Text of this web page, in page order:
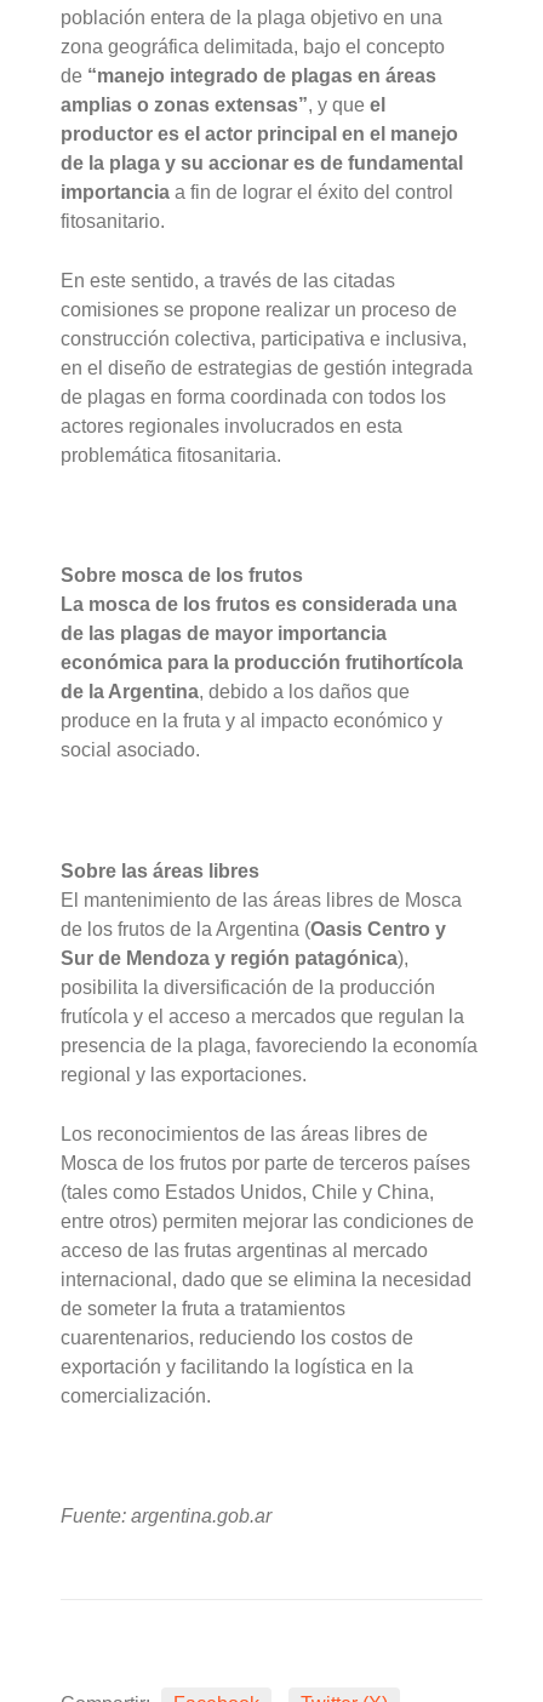
población entera de la plaga objetivo en una
zona geográfica delimitada, bajo el concepto
de “manejo integrado de plagas en áreas
amplias o zonas extensas”, y queel
productor es el actor principal en el manejo
de la plaga y su accionar es de fundamental
importancia a fin de lograr el éxito del control
fitosanitario.
En este sentido, a través de las citadas
comisiones se propone realizar un proceso de
construcción colectiva, participativa e inclusiva,
en el diseño de estrategias de gestión integrada
de plagas en forma coordinada con todos los
actores regionales involucrados en esta
problemática fitosanitaria.
Sobre mosca de los frutos
La mosca de los frutos es considerada una
de las plagas de mayor importancia
económica para la producción frutihortícola
de la Argentina, debido a los daños que
produce en la fruta y al impacto económico y
social asociado.
Sobre las áreas libres
El mantenimiento de las áreas libres de Mosca
de los frutos de la Argentina (Oasis Centro y
Sur de Mendoza y región patagónica),
posibilita la diversificación de la producción
frutícola y el acceso a mercados que regulan la
presencia de la plaga, favoreciendo la economía
regional y las exportaciones.
Los reconocimientos de las áreas libres de
Mosca de los frutos por parte de terceros países
(tales como Estados Unidos, Chile y China,
entre otros) permiten mejorar las condiciones de
acceso de las frutas argentinas al mercado
internacional, dado que se elimina la necesidad
de someter la fruta a tratamientos
cuarentenarios, reduciendo los costos de
exportación y facilitando la logística en la
comercialización.
Fuente: argentina.gob.ar